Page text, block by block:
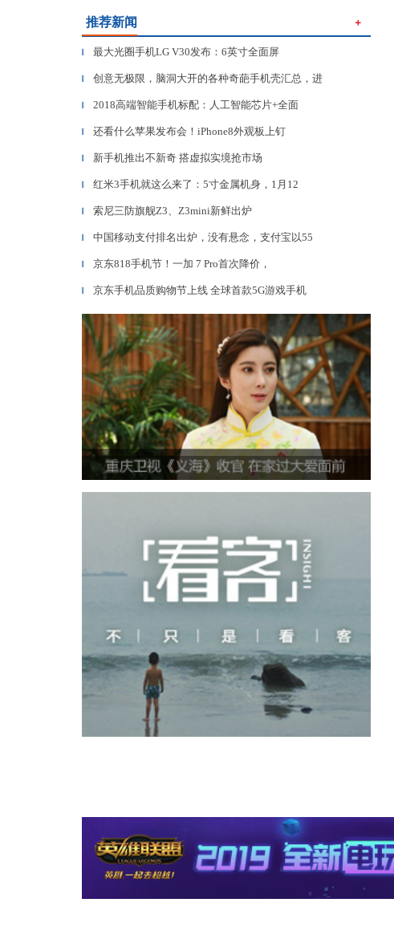
推荐新闻 ＋
▎ 最大光圈手机LG V30发布：6英寸全面屏
▎ 创意无极限，脑洞大开的各种奇葩手机壳汇总，进
▎ 2018高端智能手机标配：人工智能芯片+全面
▎ 还看什么苹果发布会！iPhone8外观板上钉
▎ 新手机推出不新奇 搭虚拟实境抢市场
▎ 红米3手机就这么来了：5寸金属机身，1月12
▎ 索尼三防旗舰Z3、Z3mini新鲜出炉
▎ 中国移动支付排名出炉，没有悬念，支付宝以55
▎ 京东818手机节！一加 7 Pro首次降价，
▎ 京东手机品质购物节上线 全球首款5G游戏手机